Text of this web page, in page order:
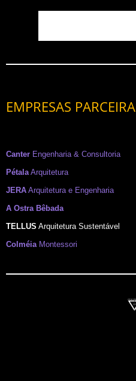
EMPRESAS
Canter Engenharia & Consultoria
Pétala Arquitetura
JERA Arquitetura e Engenharia
A Ostra Bêbada
TELLUS Arquitetura Sustentável
Colméia Montessori